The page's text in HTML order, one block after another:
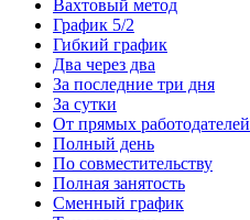
Вахтовый метод
График 5/2
Гибкий график
Два через два
За последние три дня
За сутки
От прямых работодателей
Полный день
По совместительству
Полная занятость
Сменный график